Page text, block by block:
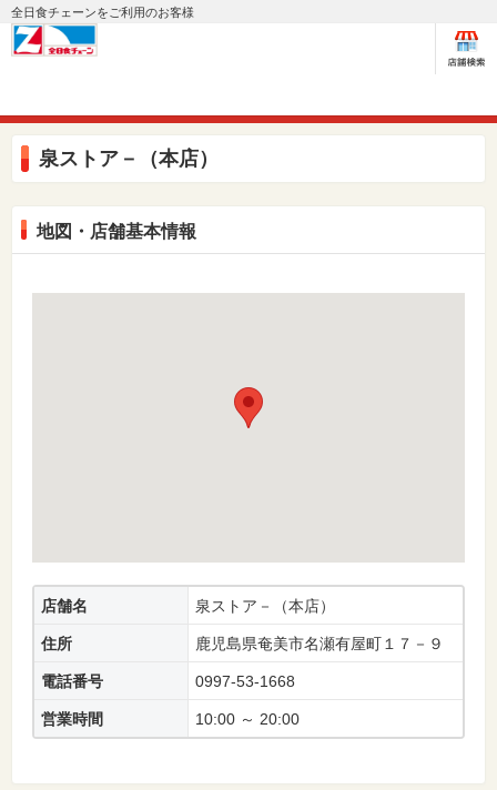
全日食チェーンをご利用のお客様
泉ストア－（本店）
地図・店舗基本情報
店舗名 泉ストア－（本店）
住所 鹿児島県奄美市名瀬有屋町１７－９
電話番号 0997-53-1668
営業時間 10:00 ～ 20:00